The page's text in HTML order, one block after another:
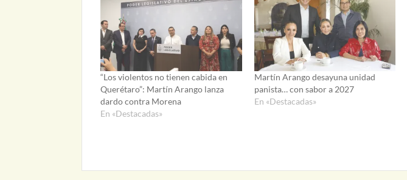
“Los violentos no tienen cabida en
Querétaro”: Martín Arango lanza
dardo contra Morena
En «Destacadas»
Martín Arango desayuna unidad
panista… con sabor a 2027
En «Destacadas»